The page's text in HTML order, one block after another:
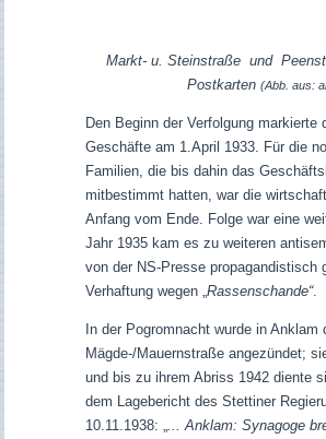
Markt- u. Steinstraße und
Postkarten (Abb. aus:
Den Beginn der Verfolgung markierte
Geschäfte am 1.April 1933. Für die
Familien, die bis dahin das
mitbestimmt hatten, war die
Anfang vom Ende. Folge war eine
Jahr 1935 kam es zu weiteren
von der NS-Presse propagandistisch
Verhaftung wegen „ Rassenschande“.
In der Pogromnacht wurde in Anklam
Mägde-/Mauernstraße angezündet;
und bis zu ihrem Abriss 1942 diente
dem Lagebericht des Stettiner
10.11.1938: „
... Anklam: Synagoge